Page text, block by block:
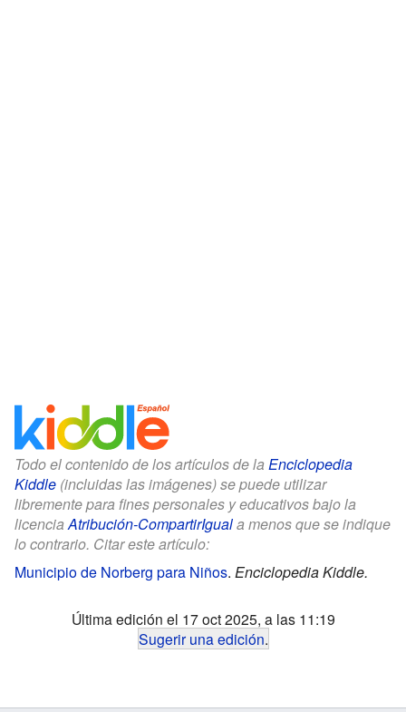
Todo el contenido de los artículos de la Enciclopedia
Kiddle (incluidas las imágenes) se puede utilizar
libremente para fines personales y educativos bajo la
licenciaAtribución-CompartirIguala menos que se indique
lo contrario. Citar este artículo:
Municipio de Norberg para Niños. Enciclopedia Kiddle.
Última edición el 17 oct 2025, a las 11:19
Sugerir una edición.